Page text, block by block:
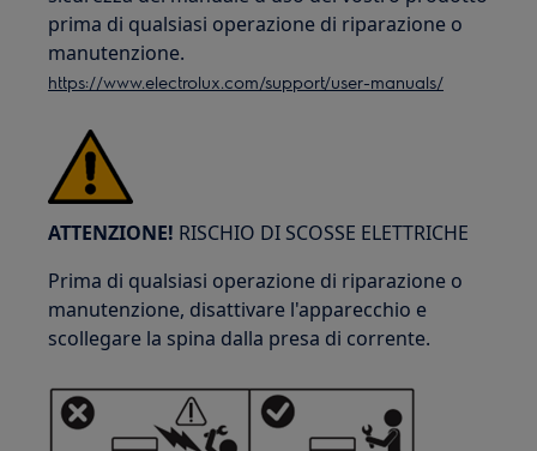
prima di qualsiasi operazione di riparazione o
manutenzione.
https://www.electrolux.com/support/user-manuals/
ATTENZIONE! RISCHIO DI SCOSSE ELETTRICHE
Prima di qualsiasi operazione di riparazione o
manutenzione, disattivare l'apparecchio e
scollegare la spina dalla presa di corrente.